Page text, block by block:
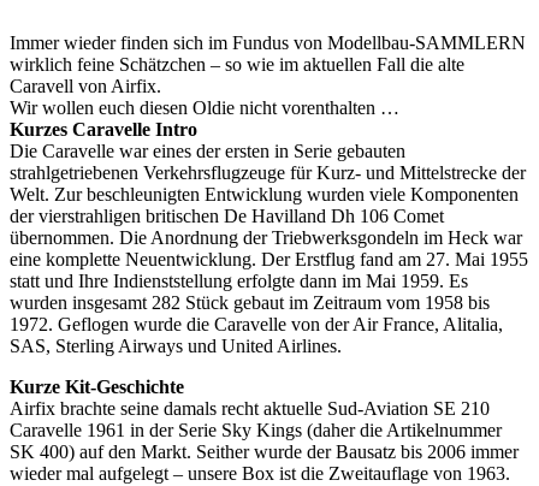
Immer wieder finden sich im Fundus von Modellbau-SAMMLERN
wirklich feine Schätzchen – so wie im aktuellen Fall die alte
Caravell von Airfix.
Wir wollen euch diesen Oldie nicht vorenthalten …
Kurzes Caravelle Intro
Die Caravelle war eines der ersten in Serie gebauten
strahlgetriebenen Verkehrsflugzeuge für Kurz- und Mittelstrecke der
Welt. Zur beschleunigten Entwicklung wurden viele Komponenten
der vierstrahligen britischen De Havilland Dh 106 Comet
übernommen. Die Anordnung der Triebwerksgondeln im Heck war
eine komplette Neuentwicklung. Der Erstflug fand am 27. Mai 1955
statt und Ihre Indienststellung erfolgte dann im Mai 1959. Es
wurden insgesamt 282 Stück gebaut im Zeitraum vom 1958 bis
1972. Geflogen wurde die Caravelle von der Air France, Alitalia,
SAS, Sterling Airways und United Airlines.
Kurze Kit-Geschichte
Airfix brachte seine damals recht aktuelle Sud-Aviation SE 210
Caravelle 1961 in der Serie Sky Kings (daher die Artikelnummer
SK 400) auf den Markt. Seither wurde der Bausatz bis 2006 immer
wieder mal aufgelegt – unsere Box ist die Zweitauflage von 1963.